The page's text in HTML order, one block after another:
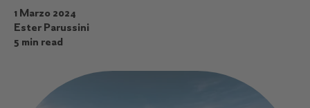
1 Marzo 2024
Ester Parussini
5 min read